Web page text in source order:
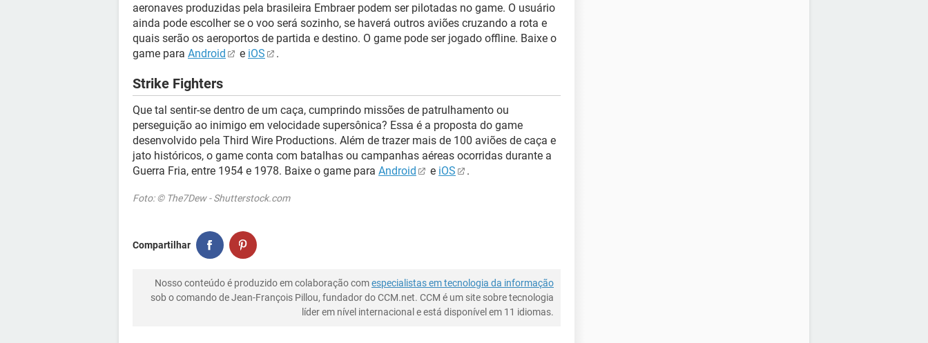
aeronaves produzidas pela brasileira Embraer podem ser pilotadas no game. O usuário
ainda pode escolher se o voo será sozinho, se haverá outros aviões cruzando a rota e
quais serão os aeroportos de partida e destino. O game pode ser jogado offline. Baixe o
game para Android e iOS .
Strike Fighters
Que tal sentir-se dentro de um caça, cumprindo missões de patrulhamento ou
perseguição ao inimigo em velocidade supersônica? Essa é a proposta do game
desenvolvido pela Third Wire Productions. Além de trazer mais de 100 aviões de caça e
jato históricos, o game conta com batalhas ou campanhas aéreas ocorridas durante a
Guerra Fria, entre 1954 e 1978. Baixe o game para Android e iOS .
Foto: © The7Dew - Shutterstock.com
Compartilhar
Nosso conteúdo é produzido em colaboração comespecialistas em tecnologia da informação
sob o comando de Jean-François Pillou, fundador do CCM.net. CCM é um site sobre tecnologia
líder em nível internacional e está disponível em 11 idiomas.